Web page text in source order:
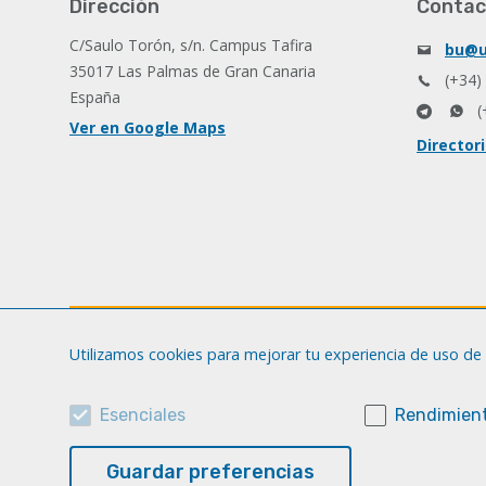
Dirección
C/Saulo Torón, s/n. Campus Tafira
35017 Las Palmas de Gran Canaria
España
Ver en Google Maps
Utilizamos cookies para mejorar tu experiencia de uso
Esenciales
Guardar preferencias